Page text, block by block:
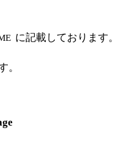
に記載しております。
。